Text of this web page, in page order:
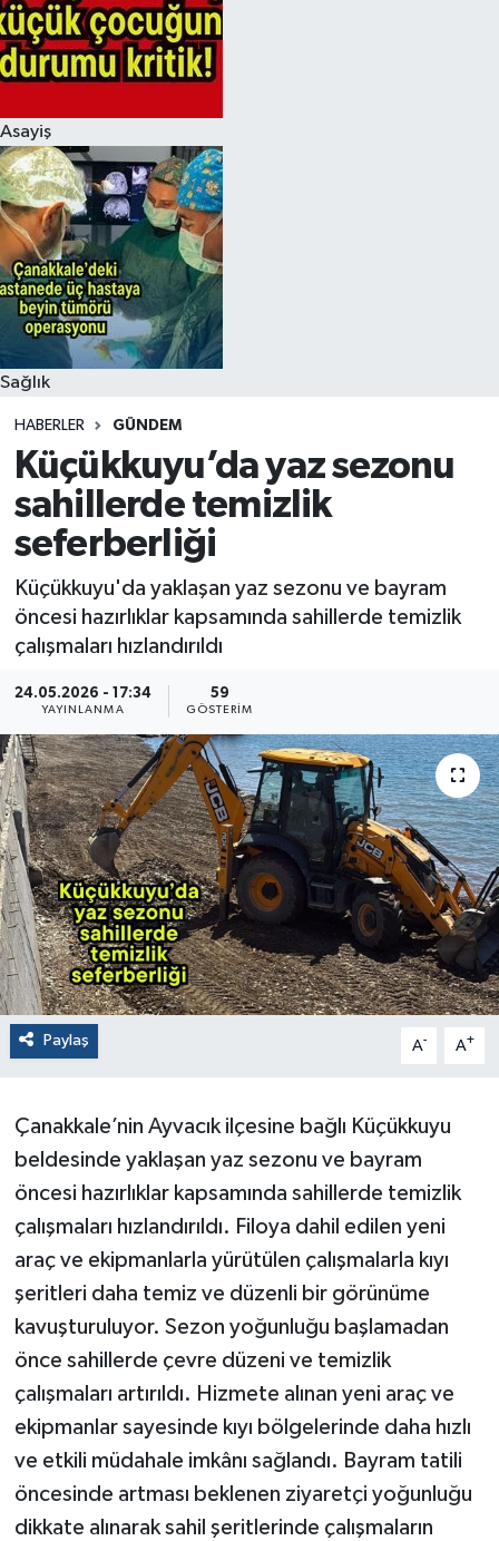
Asayiş
Sağlık
HABERLER GÜNDEM
Küçükkuyu’da yaz sezonu
sahillerde temizlik
seferberliği
Küçükkuyu'da yaklaşan yaz sezonu ve bayram
öncesi hazırlıklar kapsamında sahillerde temizlik
çalışmaları hızlandırıldı
24.05.2026 - 17:34
YAYINLANMA
59
GÖSTERIM
Paylaş A- A+
Çanakkale’nin Ayvacık ilçesine bağlı Küçükkuyu
beldesinde yaklaşan yaz sezonu ve bayram
öncesi hazırlıklar kapsamında sahillerde temizlik
çalışmaları hızlandırıldı. Filoya dahil edilen yeni
araç ve ekipmanlarla yürütülen çalışmalarla kıyı
şeritleri daha temiz ve düzenli bir görünüme
kavuşturuluyor. Sezon yoğunluğu başlamadan
önce sahillerde çevre düzeni ve temizlik
çalışmaları artırıldı. Hizmete alınan yeni araç ve
ekipmanlar sayesinde kıyı bölgelerinde daha hızlı
ve etkili müdahale imkânı sağlandı. Bayram tatili
öncesinde artması beklenen ziyaretçi yoğunluğu
dikkate alınarak sahil şeritlerinde çalışmaların